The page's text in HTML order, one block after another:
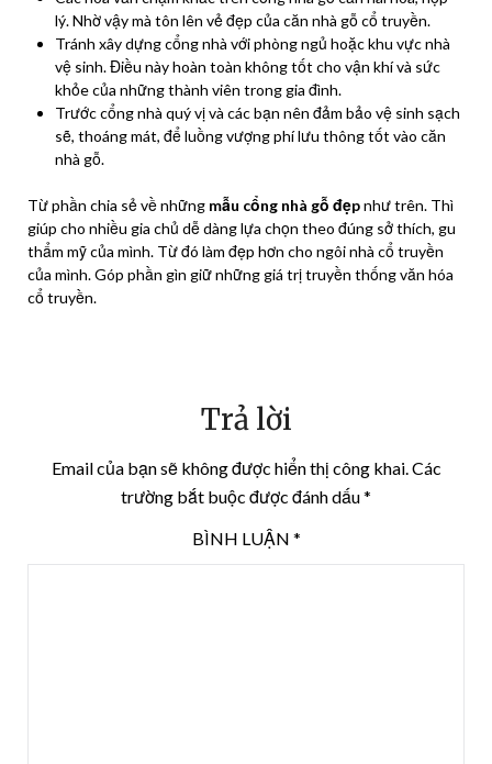
lý. Nhờ vậy mà tôn lên vẻ đẹp của căn nhà gỗ cổ truyền.
Tránh xây dựng cổng nhà với phòng ngủ hoặc khu vực nhà
vệ sinh. Điều này hoàn toàn không tốt cho vận khí và sức
khỏe của những thành viên trong gia đình.
Trước cổng nhà quý vị và các bạn nên đảm bảo vệ sinh sạch
sẽ, thoáng mát, để luồng vượng phí lưu thông tốt vào căn
nhà gỗ.
Từ phần chia sẻ về những mẫu cổng nhà gỗ đẹpnhư trên. Thì
giúp cho nhiều gia chủ dễ dàng lựa chọn theo đúng sở thích, gu
thẩm mỹ của mình. Từ đó làm đẹp hơn cho ngôi nhà cổ truyền
của mình. Góp phần gìn giữ những giá trị truyền thống văn hóa
cổ truyền.
Trả lời
Email của bạn sẽ không được hiển thị công khai. Các
trường bắt buộc được đánh dấu*
BÌNH LUẬN *